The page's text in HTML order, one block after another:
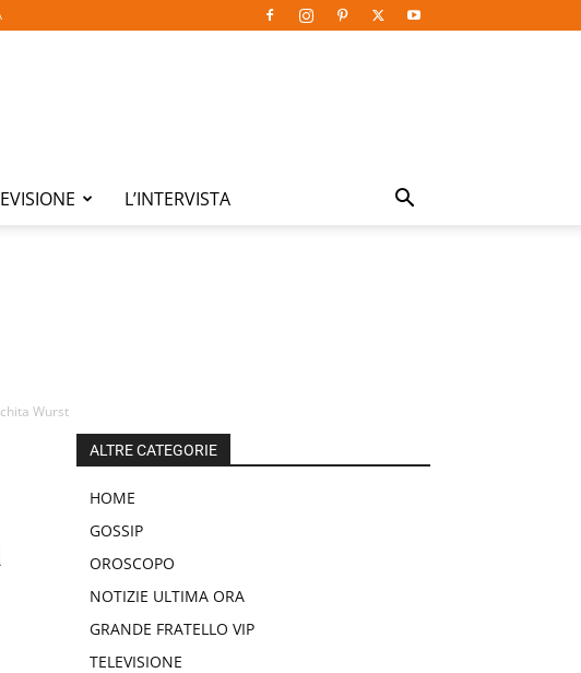
L’INTERVISTA
Wurst
ALTRE CATEGORIE
HOME
GOSSIP
OROSCOPO
NOTIZIE ULTIMA ORA
GRANDE FRATELLO VIP
TELEVISIONE